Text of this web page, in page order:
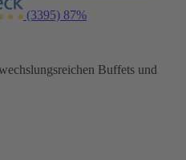
(3395) 87%
Buffets und